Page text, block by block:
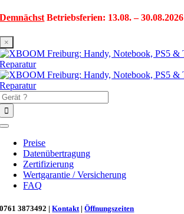
Zum
springen
Demnächst Betriebsferien: 13.08. – 30.08.2026
×
Toggle
Navigation
Preise
Datenübertragung
Zertifizierung
Wertgarantie / Versicherung
FAQ
0761 3873492 |Kontakt |Öffnungszeiten